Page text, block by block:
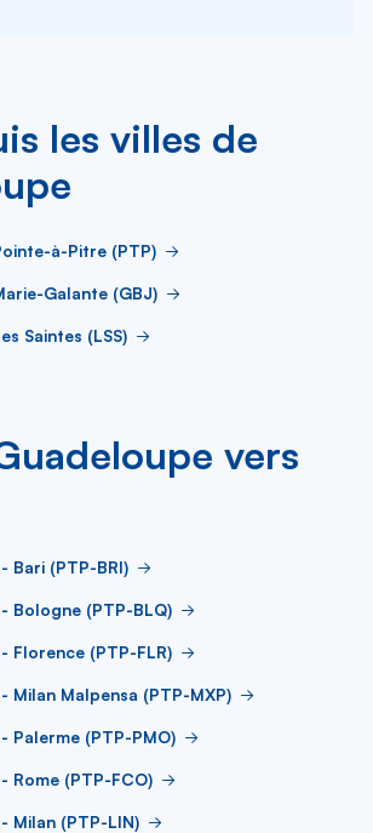
les villes de
à-Pitre (PTP)
Galante (GBJ)
Saintes (LSS)
vers
Bari (PTP-BRI)
Bologne (PTP-BLQ)
Florence (PTP-FLR)
Milan Malpensa (PTP-MXP)
Palerme (PTP-PMO)
Rome (PTP-FCO)
Milan (PTP-LIN)